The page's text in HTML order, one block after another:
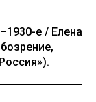
е / Елена